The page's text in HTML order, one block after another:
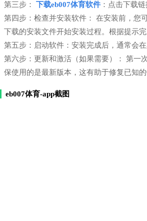
第三步： 下载eb007体育软件 ：点击下载
第四步：检查并安装软件： 在安装前，您
下载的安装文件开始安装过程。根据提示
第五步：启动软件：安装完成后，通常会
第六步：更新和激活（如果需要）： 第一
保使用的是最新版本，这有助于修复已知的
eb007体育-app截图